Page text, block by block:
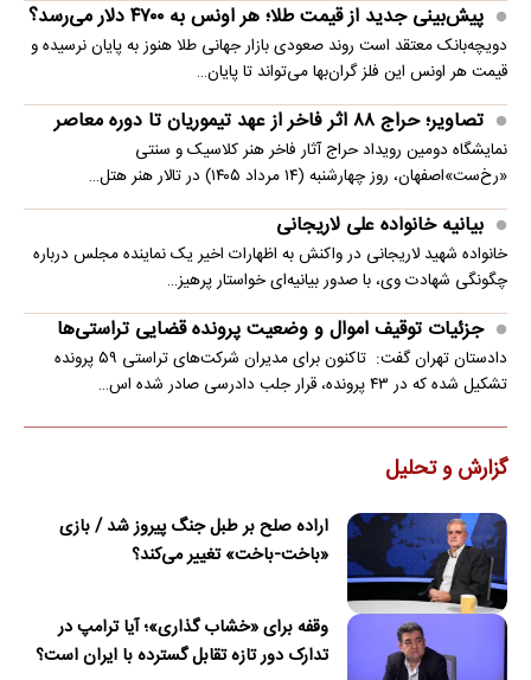
پیش‌بینی جدید از قیمت طلا؛ هر اونس به ۴۷۰۰ دلار می‌رسد؟
دویچه‌بانک معتقد است روند صعودی بازار جهانی طلا هنوز به پایان نرسیده و
قیمت هر اونس این فلز گران‌بها می‌تواند تا پایان…
تصاویر؛ حراج ۸۸ اثر فاخر از عهد تیموریان تا دوره معاصر
نمایشگاه دومین رویداد حراج آثار فاخر هنر کلاسیک و سنتی
«رخ‌ست»اصفهان، روز چهارشنبه (۱۴ مرداد ۱۴۰۵) در تالار هنر هتل…
بیانیه خانواده علی لاریجانی
خانواده شهید لاریجانی در واکنش به اظهارات اخیر یک نماینده مجلس درباره
چگونگی شهادت وی، با صدور بیانیه‌ای خواستار پرهیز…
جزئیات توقیف اموال و وضعیت پرونده قضایی تراستی‌ها
دادستان تهران گفت: تاکنون برای مدیران شرکت‌های تراستی ۵۹ پرونده
تشکیل شده که در ۴۳ پرونده، قرار جلب دادرسی صادر شده اس…
گزارش و تحلیل
اراده صلح بر طبل جنگ پیروز شد / بازی
«باخت-باخت» تغییر می‌کند؟
وقفه برای «خشاب گذاری»؛ آیا ترامپ در
تدارک دور تازه تقابل گسترده با ایران است؟